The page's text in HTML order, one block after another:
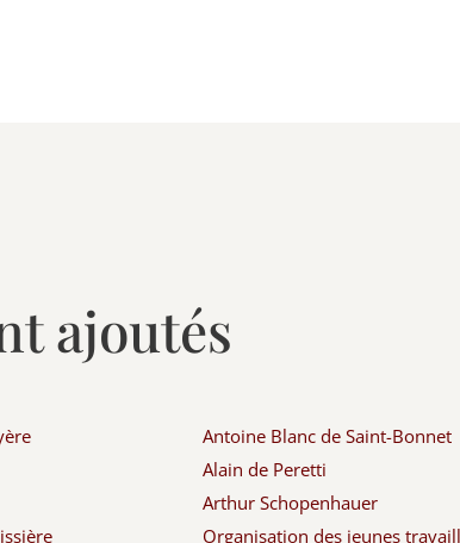
ajoutés
Antoine Blanc de Saint-Bonnet
Alain de Peretti
Arthur Schopenhauer
Organisation des jeunes